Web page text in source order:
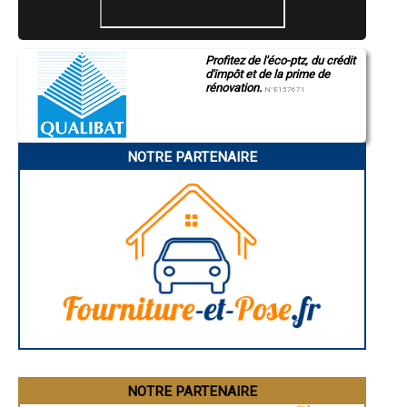
- Installateur poseur Poêles à Bois à Brenouille
- Installateur poseur Poêles à Bois à Bailleul-sur-Thérain
- Installateur poseur Poêles à Bois à Formerie
- Installateur poseur Poêles à Bois à Boran-sur-Oise
- Installateur poseur Poêles à Bois à Clairoix
- Installateur poseur Poêles à Bois à Le Meux
- Installateur poseur Poêles à Bois à Pierrefonds
- Installateur poseur Poêles à Bois à Monchy-Saint-Éloi
- Installateur poseur Poêles à Bois à Guiscard
- Installateur poseur Poêles à Bois à Ully-Saint-Georges
- Installateur poseur Poêles à Bois à Attichy
- Installateur poseur Poêles à Bois à Fleurines
- Installateur poseur Poêles à Bois à Lagny-le-Sec
- Installateur poseur Poêles à Bois à Saint-Germer-de-Fly
- Installateur poseur Poêles à Bois à Neuilly-sous-Clermont
- Installateur poseur Poêles à Bois à Amblainville
- Installateur poseur Poêles à Bois à Chevrières
- Installateur poseur Poêles à Bois à Remy
- Installateur poseur Poêles à Bois à Plailly
Profitez de l'éco-ptz, du crédit
d'impôt et de la prime de
rénovation. N°E157671
NOTRE PARTENAIRE
NOTRE PARTENAIRE